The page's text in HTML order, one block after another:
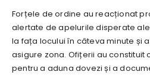
Forțele de ordine au reacționat
alertate de apelurile disperate
la fața locului în câteva minute și
asigure zona. Ofițerii au constituit
pentru a aduna dovezi și a